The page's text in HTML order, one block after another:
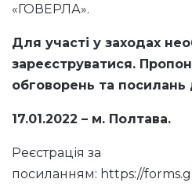
«ГОВЕРЛА».
Для участі у заходах
зареєструватися.
обговорень та посилань
17.01.2022 – м. Полтава.
Реєстрація за
посиланням: https://